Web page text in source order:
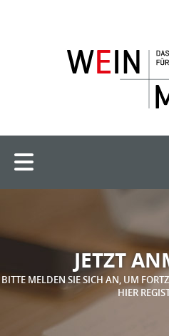
JETZT
BITTE MELDEN SIE SICH AN, UM
HIER